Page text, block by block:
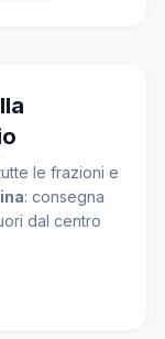
le frazioni e
: consegna
dal centro